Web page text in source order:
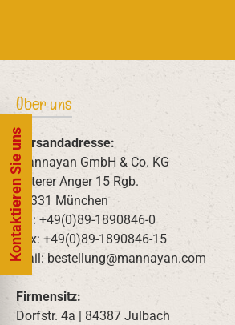
Über uns
Versandadresse:
Mannayan GmbH & Co. KG
Unterer Anger 15 Rgb.
80331 München
Tel: +49(0)89-1890846-0
Fax: +49(0)89-1890846-15
Mail: bestellung@mannayan.com
Firmensitz:
Dorfstr. 4a | 84387 Julbach
Kontaktieren Sie uns